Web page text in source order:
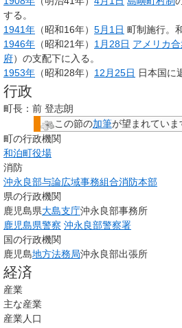
する。
1941年 （昭和16年） 5月1日 町制施行。
1946年 （昭和21年） 1月28日 アメリカ合
府）の支配下に入る。
1953年 （昭和28年） 12月25日 日本国に
行政
町長：前 登志朗
この節の加筆が望まれていま
町の行政機関
和泊町役場
消防
沖永良部与論広域事務組合消防本部
県の行政機関
鹿児島県大島支庁沖永良部事務所
鹿児島県警察 沖永良部警察署
国の行政機関
鹿児島地方法務局沖永良部出張所
経済
産業
主な産業
産業人口